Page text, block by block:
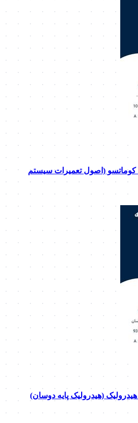
کوماتسو (اصول تعمیرات سیستم
(هیدرولیک پایه دوسان)